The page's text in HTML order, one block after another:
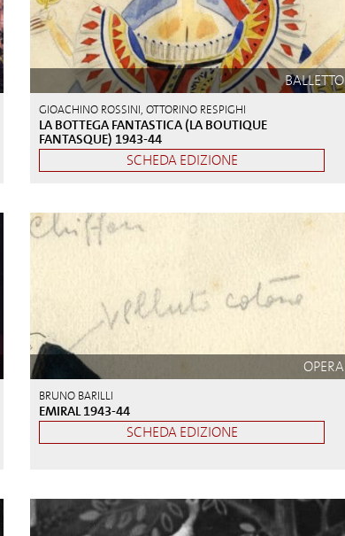
BALLETTO
GIOACHINO ROSSINI, OTTORINO RESPIGHI
LA BOTTEGA FANTASTICA (LA BOUTIQUE
FANTASQUE) 1943-44
SCHEDA EDIZIONE
OPERA
BRUNO BARILLI
EMIRAL 1943-44
SCHEDA EDIZIONE